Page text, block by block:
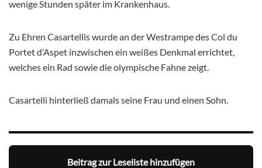
wenige Stunden später im Krankenhaus.
Zu Ehren Casartellis wurde an der Westrampe des Col du
Portet d’Aspet inzwischen ein weißes Denkmal errichtet,
welches ein Rad sowie die olympische Fahne zeigt.
Casartelli hinterließ damals seine Frau und einen Sohn.
Beitrag zur Leseliste hinzufügen